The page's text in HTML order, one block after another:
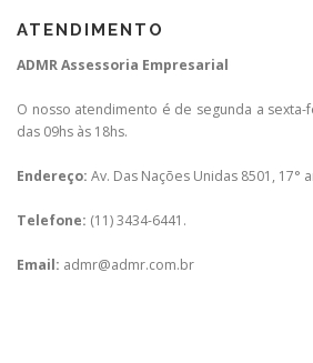
ATENDIMENTO
ADMR Assessoria Empresarial
O nosso atendimento é de segunda a
das 09hs às 18hs.
Endereço: Av. Das Nações Unidas 8501, 17°
Telefone: (11) 3434-6441.
Email: admr@admr.com.br